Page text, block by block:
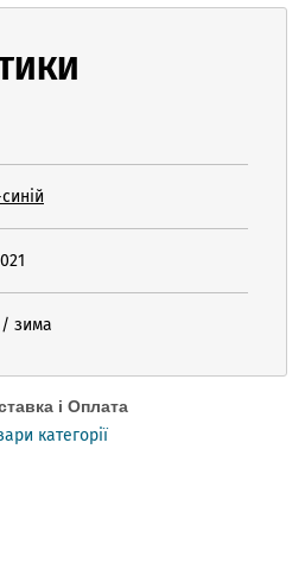
зима
і Оплата
категорії